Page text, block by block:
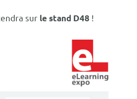
sur le stand D48 !